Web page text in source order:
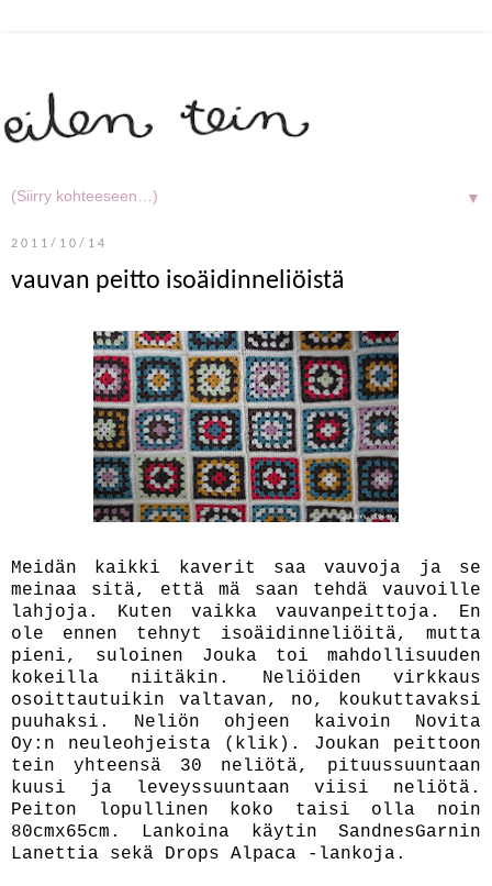
▼
2011/10/14
vauvan peitto isoäidinneliöistä
Meidän kaikki kaverit saa vauvoja ja se
meinaa sitä, että mä saan tehdä vauvoille
lahjoja. Kuten vaikka vauvanpeittoja. En
ole ennen tehnyt isoäidinneliöitä, mutta
pieni, suloinen Jouka toi mahdollisuuden
kokeilla niitäkin. Neliöiden virkkaus
osoittautuikin valtavan, no, koukuttavaksi
puuhaksi. Neliön ohjeen kaivoin Novita
Oy:n neuleohjeista
(klik).
Joukan peittoon
tein yhteensä 30 neliötä, pituussuuntaan
kuusi ja leveyssuuntaan viisi neliötä.
Peiton lopullinen koko taisi olla noin
80cmx65cm. Lankoina käytin SandnesGarnin
Lanettia sekä Drops Alpaca -lankoja.